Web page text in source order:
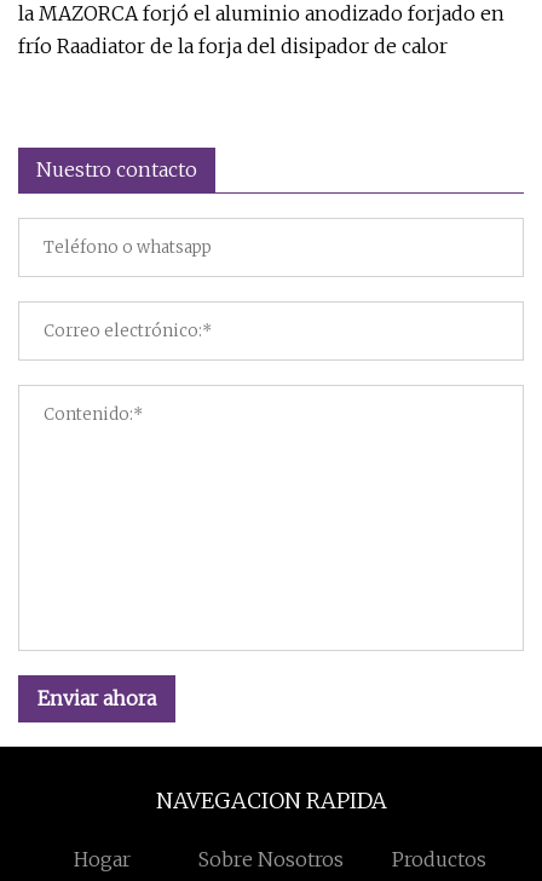
la MAZORCA forjó el aluminio anodizado forjado en
frío Raadiator de la forja del disipador de calor
Nuestro contacto
Enviar ahora
NAVEGACION RAPIDA
Hogar Sobre Nosotros Productos